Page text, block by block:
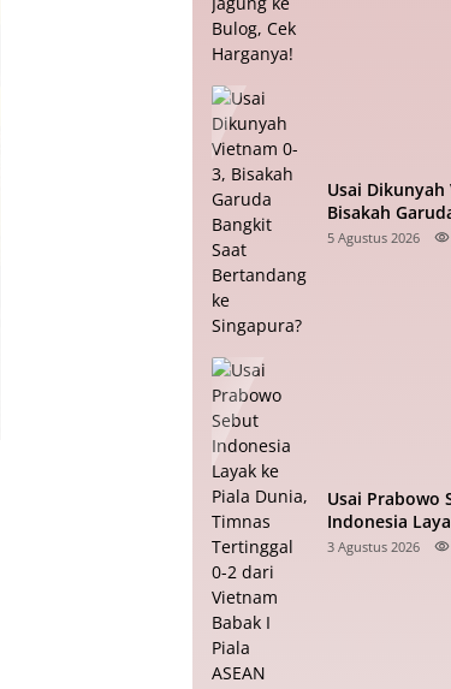
Usai Dikunyah
Bisakah
Bertandang ke
5 Agustus 2026
Usai Prabowo
Indonesia
Dunia, Timnas
3 Agustus 2026